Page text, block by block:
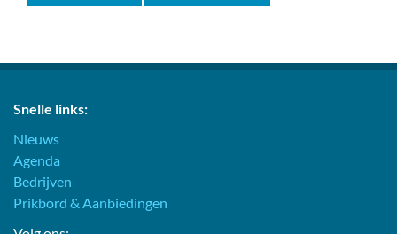
Snelle links:
Nieuws
Agenda
Bedrijven
Prikbord & Aanbiedingen